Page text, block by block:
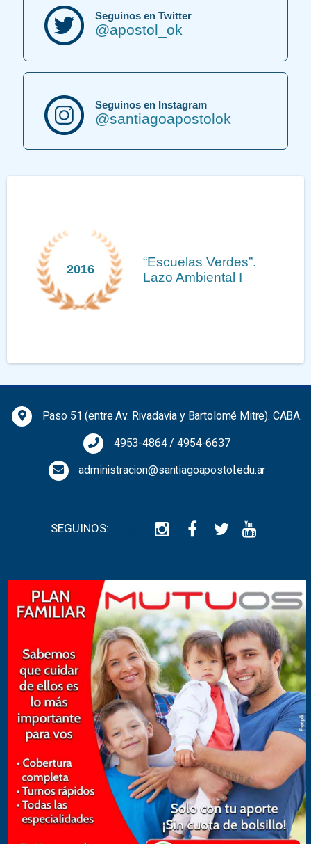
Seguinos en Twitter
@apostol_ok
Seguinos en Instagram
@santiagoapostolok
2016
“Escuelas Verdes”.
Lazo Ambiental I
Paso 51 (entre Av. Rivadavia y Bartolomé Mitre). CABA.
4953-4864/4954-6637
administracion@santiagoapostol.edu.ar
SEGUINOS: